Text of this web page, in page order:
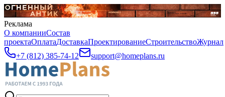
Реклама
О компанииСостав
проектаОплатаДоставкаПроектированиеСтроительствоЖурнал
+7 (812) 385-74-12
support@homeplans.ru